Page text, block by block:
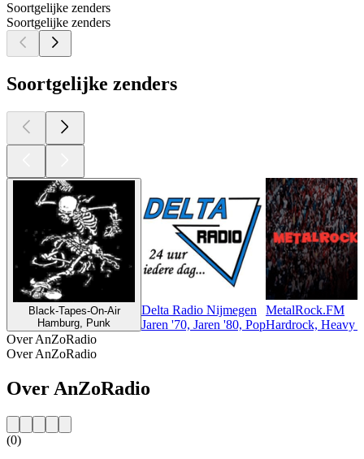
Soortgelijke zenders
Soortgelijke zenders
Soortgelijke zenders
Black-Tapes-On-Air
Hamburg, Punk
Delta Radio Nijmegen
Jaren '70, Jaren '80, Pop
MetalRock.FM
Hardrock, Heavy
Over AnZoRadio
Over AnZoRadio
Over AnZoRadio
(0)